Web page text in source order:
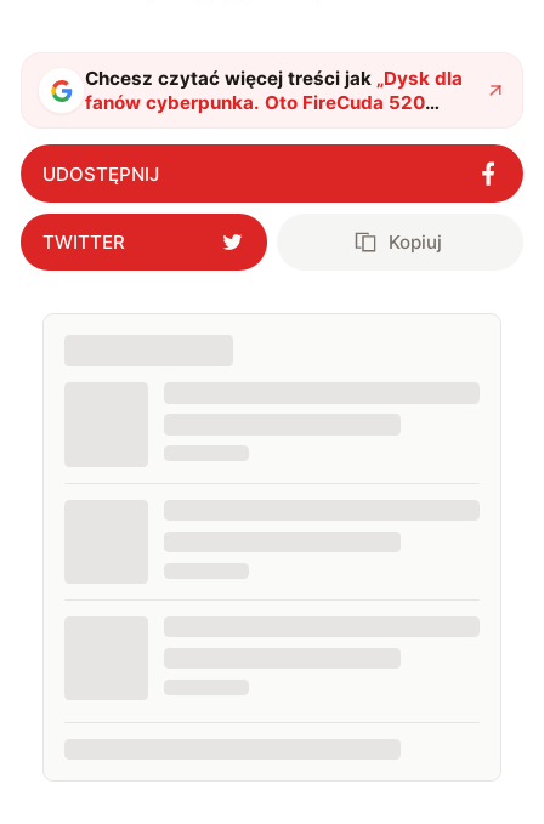
Chcesz czytać więcej treści jak „Dysk dla
fanów cyberpunka. Oto FireCuda 520
Cyberpunk 2077 od Seagate"?
UDOSTĘPNIJ
TWITTER Kopiuj